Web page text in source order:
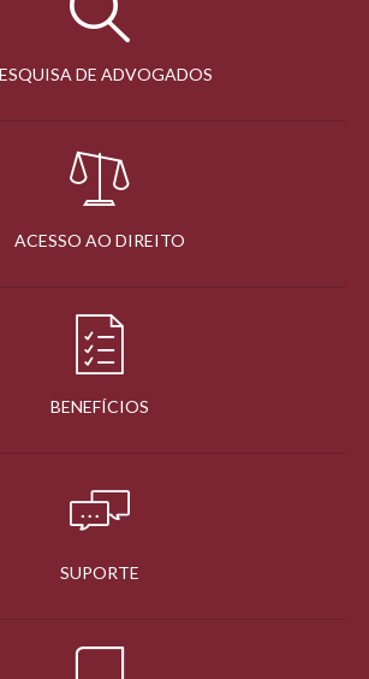
DE ADVOGADOS
ACESSO AO DIREITO
BENEFÍCIOS
SUPORTE